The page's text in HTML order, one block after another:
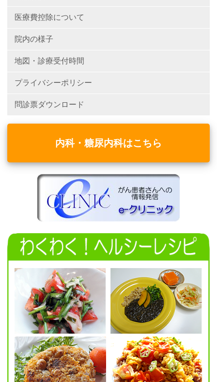
医療費控除について
院内の様子
地図・診療受付時間
プライバシーポリシー
問診票ダウンロード
内科・糖尿内科はこちら